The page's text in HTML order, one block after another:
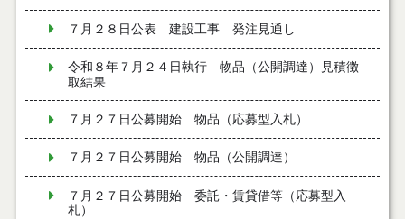
７月２８日公表 建設工事 発注見通し
令和８年７月２４日執行 物品（公開調達）見積徴
取結果
７月２７日公募開始 物品（応募型入札）
７月２７日公募開始 物品（公開調達）
７月２７日公募開始 委託・賃貸借等（応募型入
札）